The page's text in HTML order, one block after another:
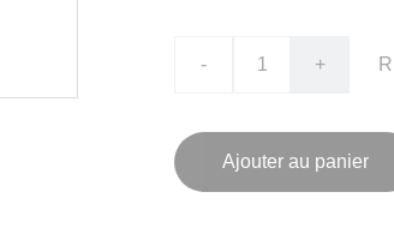
- +
Ajouter au panier